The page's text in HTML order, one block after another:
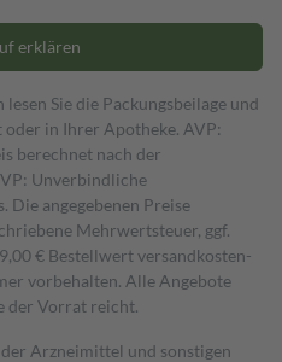
erklären
Sie die Packungsbeilage und
in Ihrer Apotheke. AVP:
berechnet nach der
Unverbindliche
Die angegebenen Preise
Mehrwertsteuer, ggf.
€ Bestell­wert versand­kosten­
vorbehalten. Alle Angebote
der Vorrat reicht.
Arzneimittel und sonstigen